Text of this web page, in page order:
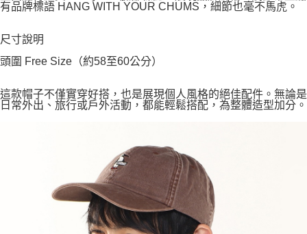
有品牌標語 HANG WITH YOUR CHUMS，細節也毫不馬虎。
尺寸說明
頭圍 Free Size（約58至60公分）
這款帽子不僅實穿好搭，也是展現個人風格的絕佳配件。無論是
日常外出、旅行或戶外活動，都能輕鬆搭配，為整體造型加分。